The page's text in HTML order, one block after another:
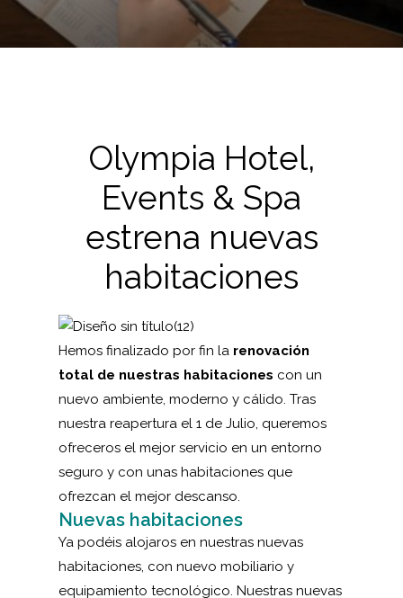
Olympia Hotel,
Events & Spa
estrena nuevas
habitaciones
Hemos finalizado por fin la renovación
total de nuestras habitaciones con un
nuevo ambiente, moderno y cálido. Tras
nuestra reapertura el 1 de Julio, queremos
ofreceros el mejor servicio en un entorno
seguro y con unas habitaciones que
ofrezcan el mejor descanso.
Nuevas habitaciones
Ya podéis alojaros en nuestras nuevas
habitaciones, con nuevo mobiliario y
equipamiento tecnológico. Nuestras nuevas